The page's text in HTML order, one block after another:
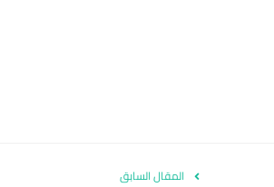
المقال السابق